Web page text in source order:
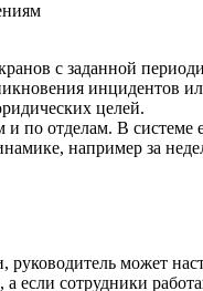
с заданной
инцидентов
целей.
и по отделам. В
например за
может
сотрудники